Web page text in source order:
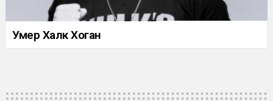
Умер Халк Хоган